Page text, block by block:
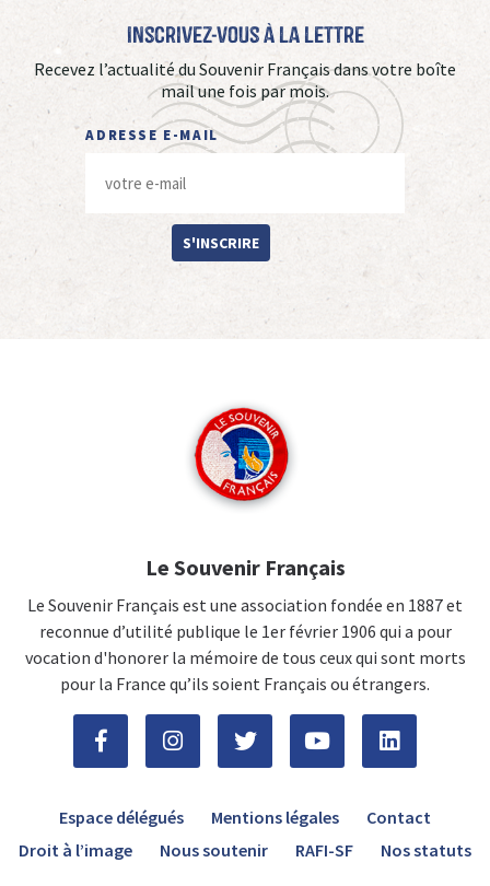
Inscrivez-vous à La Lettre
Recevez l’actualité du Souvenir Français dans votre boîte
mail une fois par mois.
ADRESSE E-MAIL
S'INSCRIRE
Le Souvenir Français
Le Souvenir Français est une association fondée en 1887 et
reconnue d’utilité publique le 1er février 1906 qui a pour
vocation d'honorer la mémoire de tous ceux qui sont morts
pour la France qu’ils soient Français ou étrangers.
Espace délégués Mentions légales
Contact
Droit à l’image
Nous soutenir RAFI-SF Nos statuts